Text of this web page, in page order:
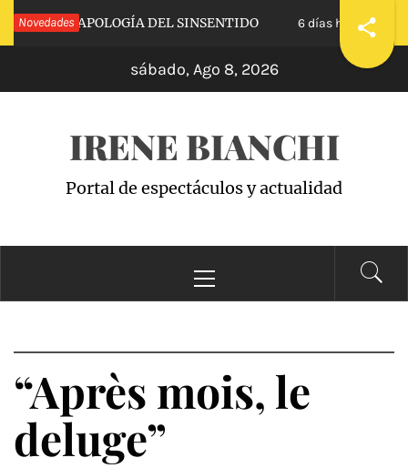
Saltar
al
NovedadesAPOLOGÍA DEL SINSENTIDO 6 días hace
sábado, Ago 8, 2026
IRENE BIANCHI
Portal de espectáculos y actualidad
principal
“Après mois, le
deluge”